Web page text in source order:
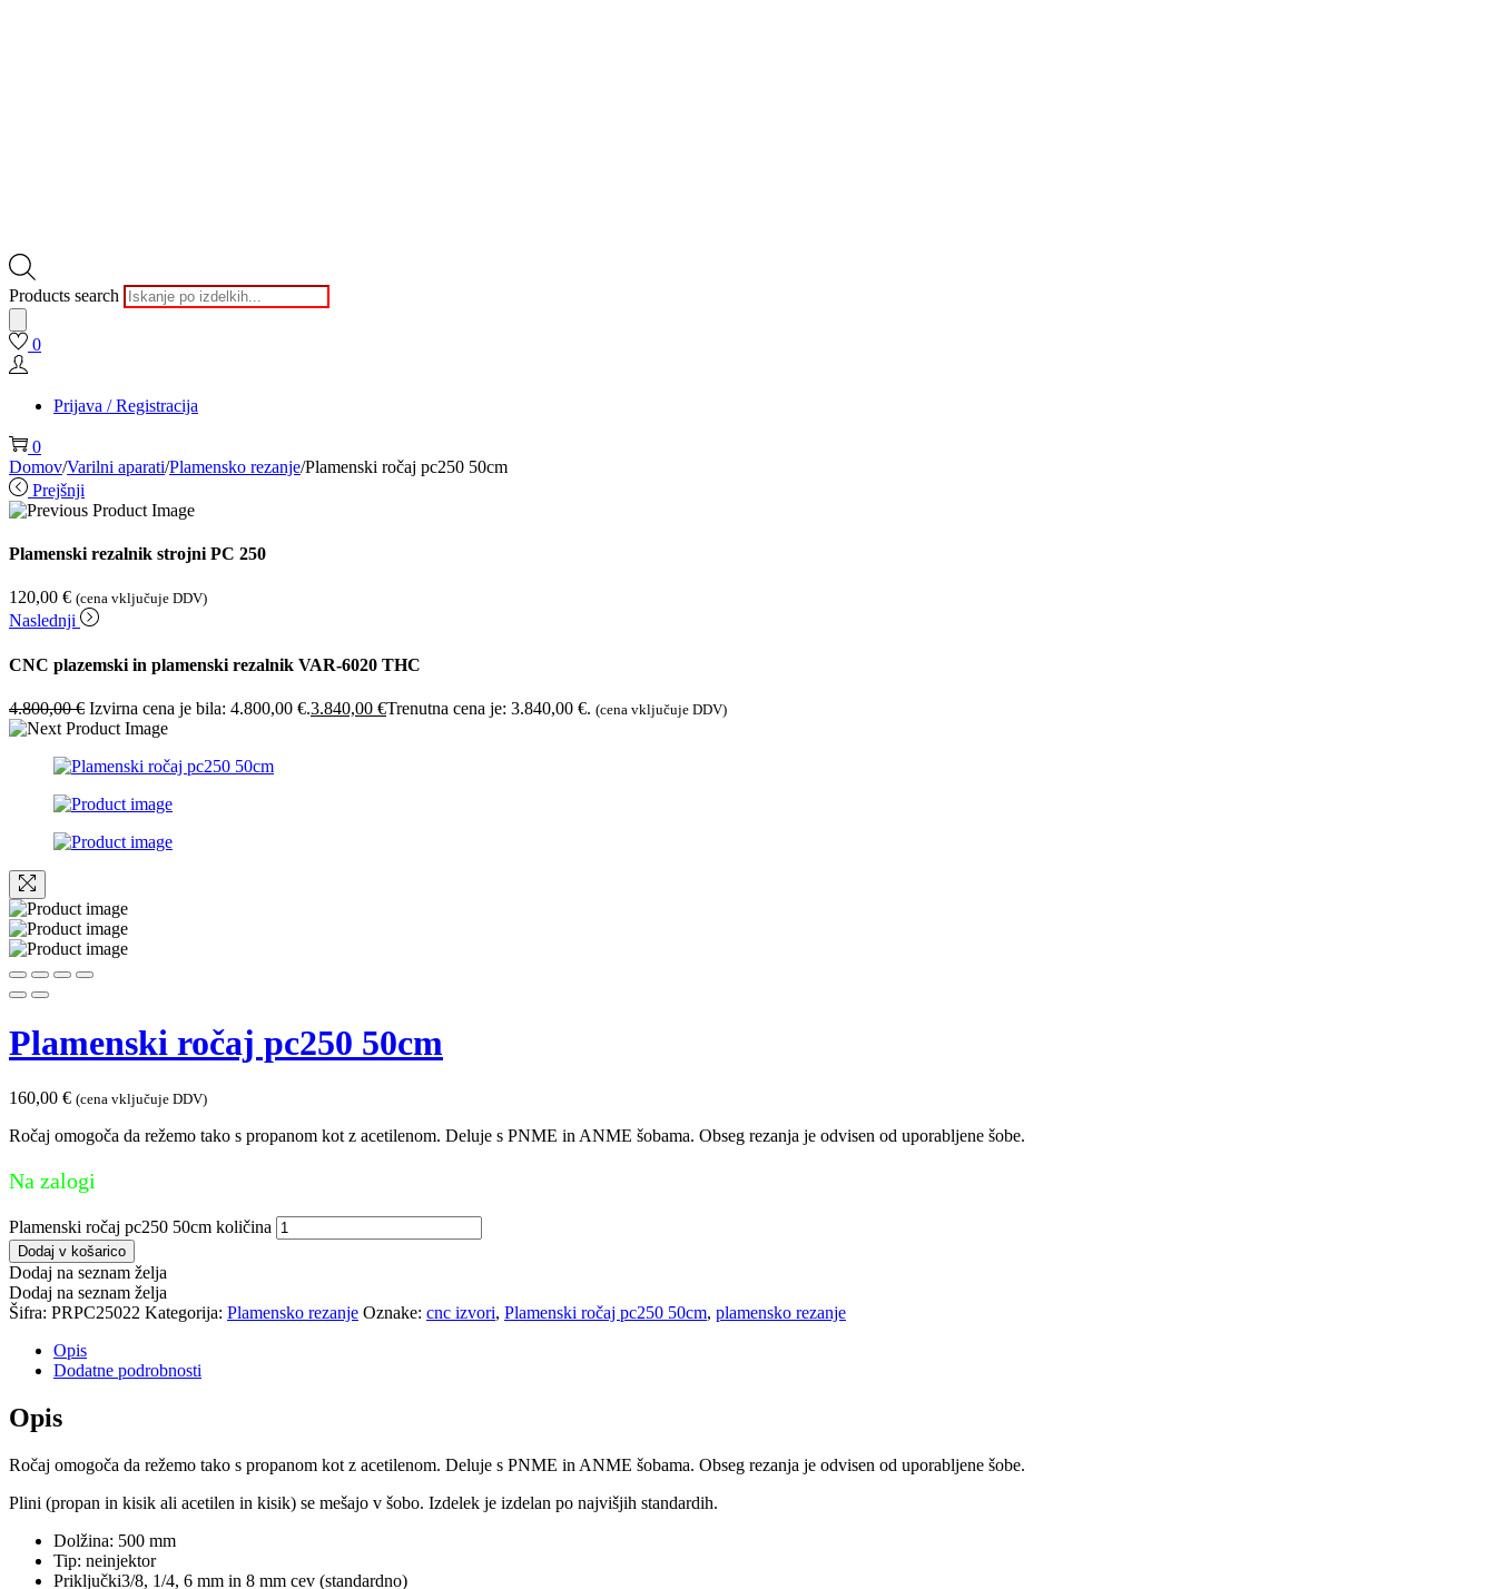
Products search
0
Prijava / Registracija
0
Domov/Varilni aparati/Plamensko rezanje/Plamenski ročaj pc250 50cm
Prejšnji
Plamenski rezalnik strojni PC 250
120,00 € (cena vključuje DDV)
Naslednji
CNC plazemski in plamenski rezalnik VAR-6020 THC
4.800,00€ Izvirna cena je bila: 4.800,00 €.3.840,00 €Trenutna cena je: 3.840,00 €. (cena vključuje DDV)
Plamenski ročaj pc250 50cm
160,00 € (cena vključuje DDV)
Ročaj omogoča da režemo tako s propanom kot z acetilenom. Deluje s PNME in ANME šobama. Obseg rezanja je odvisen od uporabljene šobe.
Na zalogi
Plamenski ročaj pc250 50cm količina
Dodaj v košarico
Dodaj na seznam želja
Dodaj na seznam želja
Šifra: PRPC25022 Kategorija: Plamensko rezanje Oznake: cnc izvori, Plamenski ročaj pc250 50cm, plamensko rezanje
Opis
Dodatne podrobnosti
Opis
Ročaj omogoča da režemo tako s propanom kot z acetilenom. Deluje s PNME in ANME šobama. Obseg rezanja je odvisen od uporabljene šobe.
Plini (propan in kisik ali acetilen in kisik) se mešajo v šobo. Izdelek je izdelan po najvišjih standardih.
Dolžina: 500 mm
Tip: neinjektor
Priključki3/8, 1/4, 6 mm in 8 mm cev (standardno)